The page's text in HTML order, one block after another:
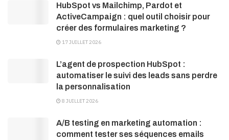
HubSpot vs Mailchimp, Pardot et
ActiveCampaign : quel outil choisir pour
créer des formulaires marketing ?
17 JUILLET 2026
L’agent de prospection HubSpot :
automatiser le suivi des leads sans perdre
la personnalisation
8 JUILLET 2026
A/B testing en marketing automation :
comment tester ses séquences emails